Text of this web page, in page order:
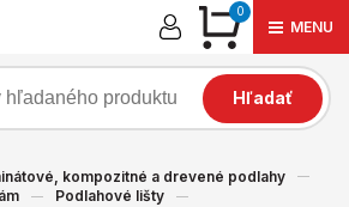
0
MENU
Hľadať
kompozitné a drevené podlahy
Podlahové lišty